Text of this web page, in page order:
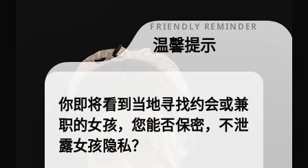
FRIENDLY REMINDER
温馨提示
你即将看到当地寻找约会或兼
职的女孩，您能否保密，不泄
露女孩隐私？